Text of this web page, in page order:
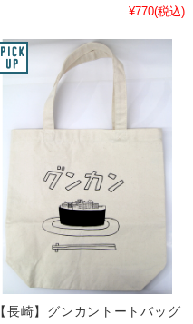
¥770(税込)
【長崎】グンカントートバッグ